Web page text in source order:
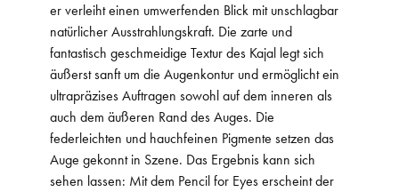
er verleiht einen umwerfenden Blick mit unschlagbar
natürlicher Ausstrahlungskraft. Die zarte und
fantastisch geschmeidige Textur des Kajal legt sich
äußerst sanft um die Augenkontur und ermöglicht ein
ultrapräzises Auftragen sowohl auf dem inneren als
auch dem äußeren Rand des Auges. Die
federleichten und hauchfeinen Pigmente setzen das
Auge gekonnt in Szene. Das Ergebnis kann sich
sehen lassen: Mit dem Pencil for Eyes erscheint der